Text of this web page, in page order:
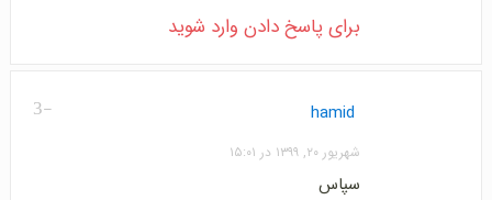
برای پاسخ دادن وارد شوید
-3 hamid
شهریور ۲۰, ۱۳۹۹ در ۱۵:۰۱
سپاس